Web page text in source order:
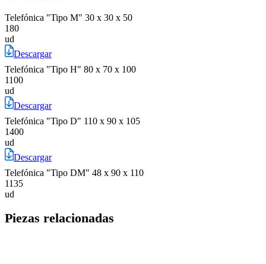
Telefónica "Tipo M" 30 x 30 x 50
180
ud
Descargar
Telefónica "Tipo H" 80 x 70 x 100
1100
ud
Descargar
Telefónica "Tipo D" 110 x 90 x 105
1400
ud
Descargar
Telefónica "Tipo DM" 48 x 90 x 110
1135
ud
Piezas relacionadas